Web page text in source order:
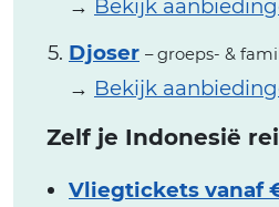
→ Bekijk
Djoser – groeps- &
→ Bekijk
Zelf je Indonesië
Vliegtickets vanaf